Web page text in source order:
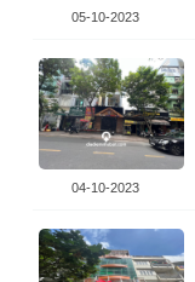
05-10-2023
04-10-2023